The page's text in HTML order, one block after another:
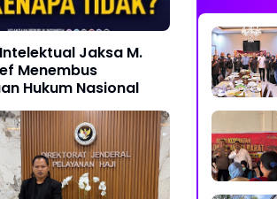
Jaksa M.
Menembus
Hukum Nasional